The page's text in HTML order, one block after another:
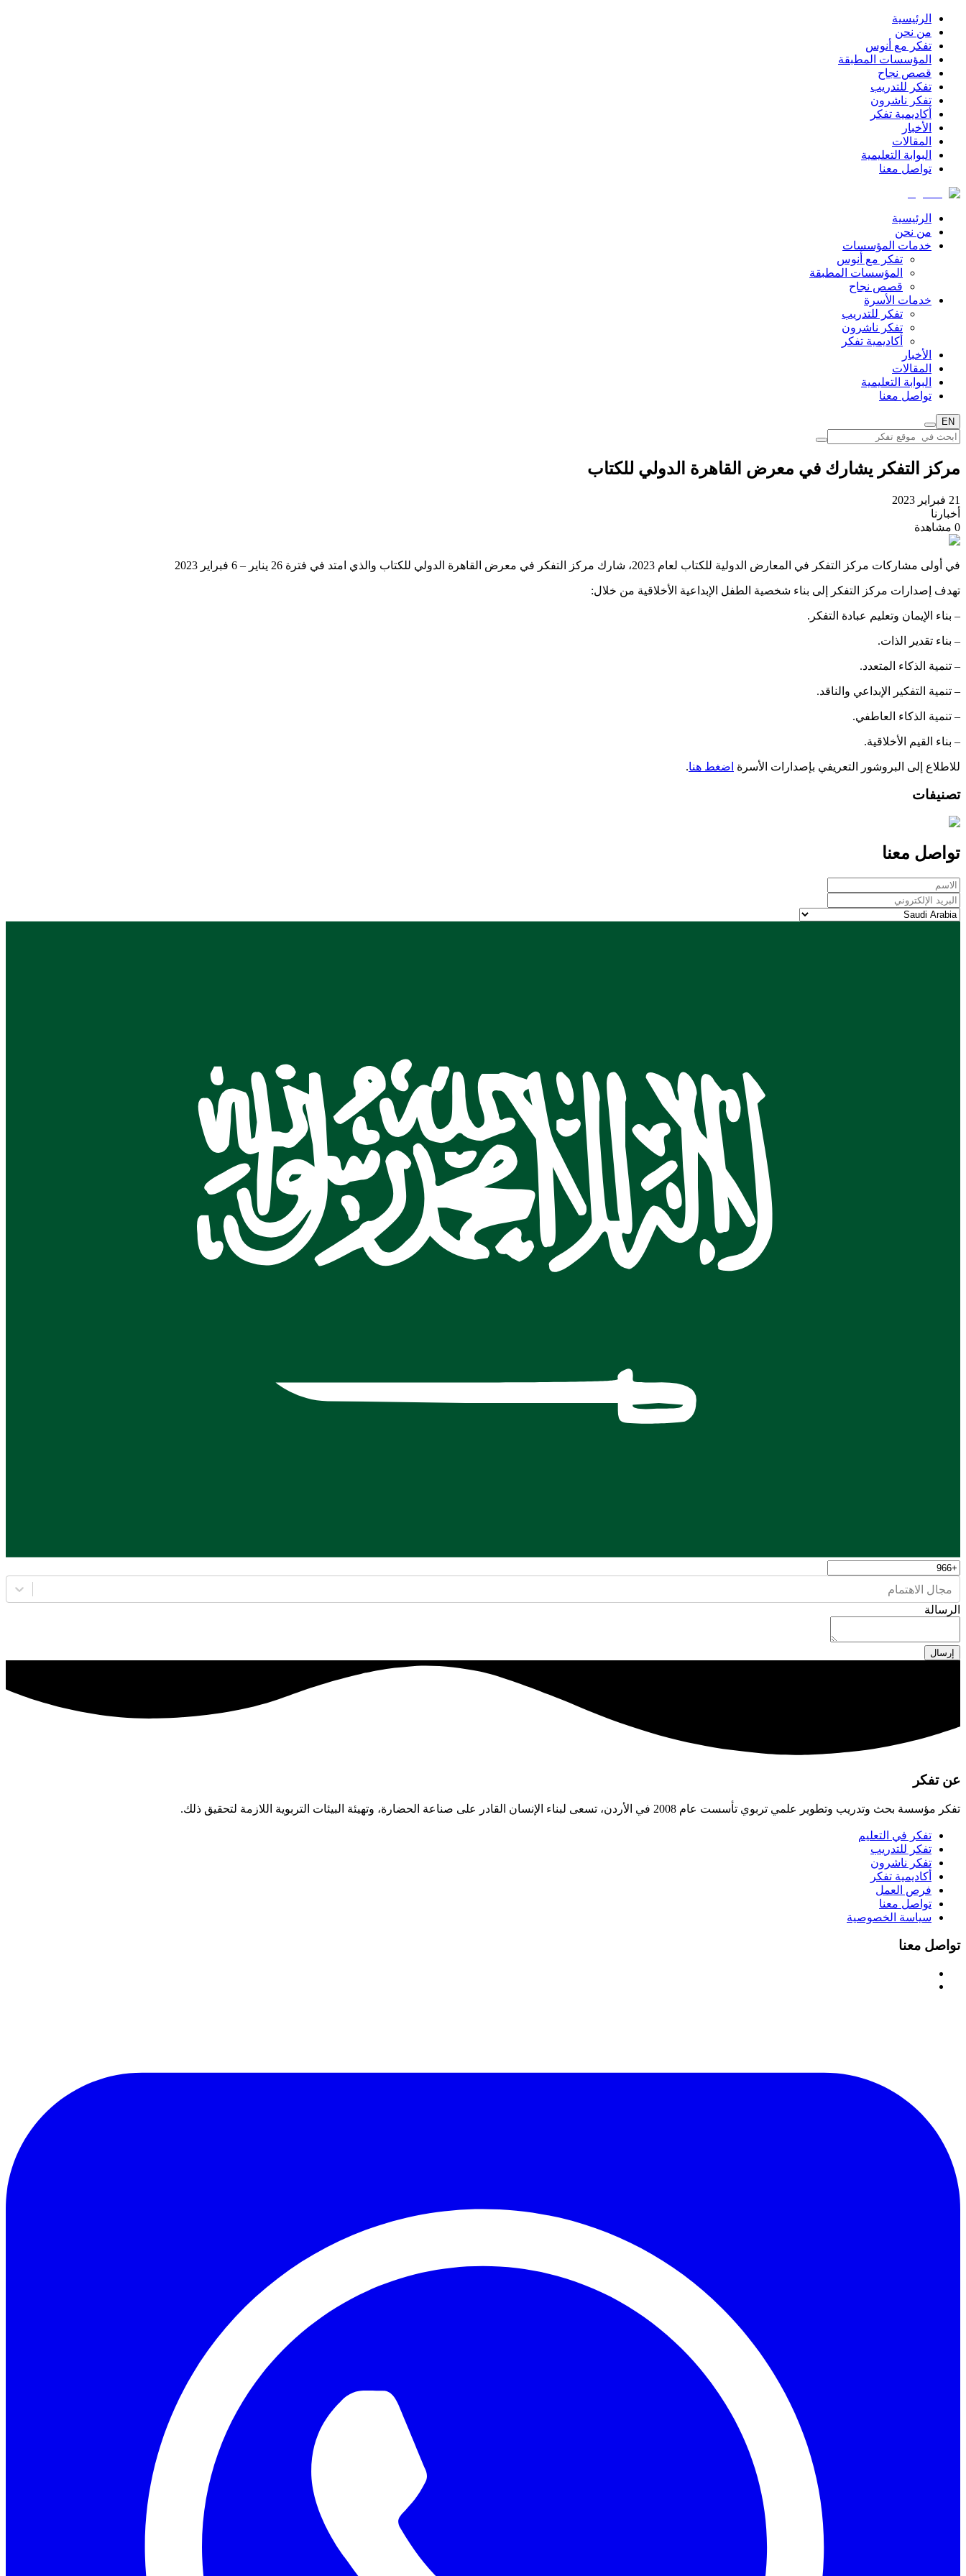
الرئيسية
من نحن
تفكر مع أنوس
المؤسسات المطبقة
قصص نجاح
تفكر للتدريب
تفكر ناشرون
أكاديمية تفكر
الأخبار
المقالات
البوابة التعليمية
تواصل معنا
الرئيسية
من نحن
خدمات المؤسسات
تفكر مع أنوس
المؤسسات المطبقة
قصص نجاح
خدمات الأسرة
تفكر للتدريب
تفكر ناشرون
أكاديمية تفكر
الأخبار
المقالات
البوابة التعليمية
تواصل معنا
EN
مركز التفكر يشارك في معرض القاهرة الدولي للكتاب
21 فبراير 2023
أخبارنا
0 مشاهدة
في أولى مشاركات مركز التفكر في المعارض الدولية للكتاب لعام 2023، شارك مركز التفكر في معرض القاهرة الدولي للكتاب والذي امتد في فترة 26 يناير – 6 فبراير 2023
تهدف إصدارات مركز التفكر إلى بناء شخصية الطفل الإبداعية الأخلاقية من خلال:
– بناء الإيمان وتعليم عبادة التفكر.
– بناء تقدير الذات.
– تنمية الذكاء المتعدد.
– تنمية التفكير الإبداعي والناقد.
– تنمية الذكاء العاطفي.
– بناء القيم الأخلاقية.
للاطلاع إلى البروشور التعريفي بإصدارات الأسرة اضغط هنا.
تصنيفات
تواصل معنا
مجال الاهتمام
الرسالة
إرسال
عن تفكر
تفكر مؤسسة بحث وتدريب وتطوير علمي تربوي تأسست عام 2008 في الأردن، تسعى لبناء الإنسان القادر على صناعة الحضارة، وتهيئة البيئات التربوية اللازمة لتحقيق ذلك.
تفكر في التعليم
تفكر للتدريب
تفكر ناشرون
أكاديمية تفكر
فرص العمل
تواصل معنا
سياسة الخصوصية
تواصل معنا